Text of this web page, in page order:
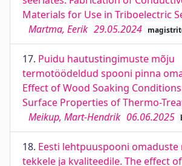
Materials for Use in Triboelectric
Martma, Eerik 29.05.2024
17. Puidu hautustingimuste mõju
termotöödeldud spooni pinna
Effect of Wood Soaking
Surface Properties of Thermo-
Meikup, Mart-Hendrik 06.06.2025
18. Eesti lehtpuuspooni
tekkele ja kvaliteedile. The effect